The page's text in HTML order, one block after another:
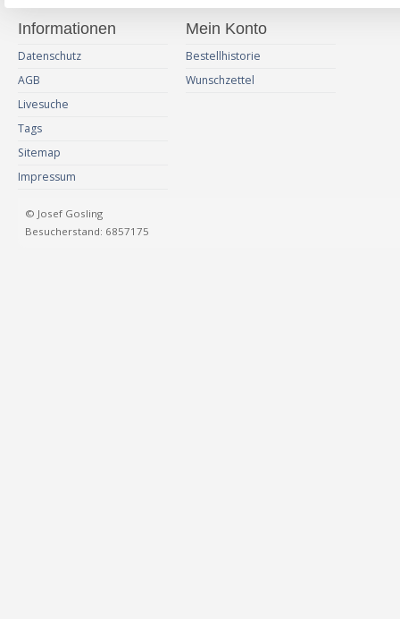
Informationen
Datenschutz
AGB
Livesuche
Tags
Sitemap
Impressum
Mein Konto
Bestellhistorie
Wunschzettel
© Josef Gosling
Besucherstand: 6857175